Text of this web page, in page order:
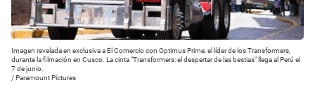
Imagen revelada en exclusiva a El Comercio con Optimus Prime, el líder de los Transformers,
durante la filmación en Cusco. La cinta "Transformers: el despertar de las bestias" llega al Perú el
7 de junio.
/Paramount Pictures